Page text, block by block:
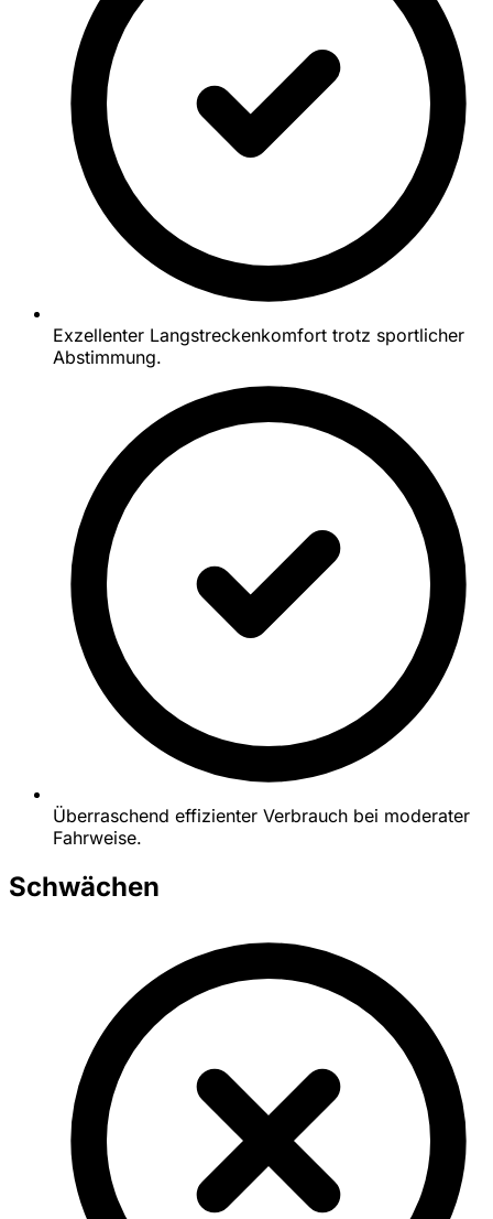
Exzellenter Langstreckenkomfort trotz sportlicher
Abstimmung.
Überraschend effizienter Verbrauch bei moderater
Fahrweise.
Schwächen